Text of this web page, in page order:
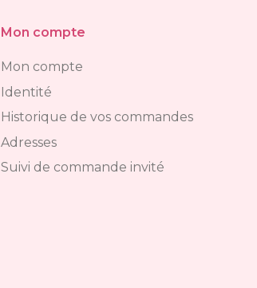
Mon compte
Mon compte
Identité
Historique de vos commandes
Adresses
Suivi de commande invité